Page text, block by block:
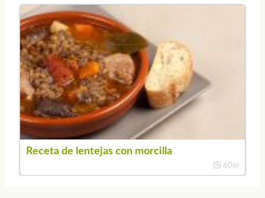
Receta de lentejas con morcilla
60m